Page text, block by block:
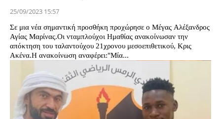
25/09/2023 15:57
Σε μια νέα σημαντική προσθήκη προχώρησε ο Μέγας Αλέξανδρος
Αγίας Μαρίνας.Οι νταμπλούχοι Ημαθίας ανακοίνωσαν την
απόκτηση του ταλαντούχου 21χρονου μεσοεπιθετικού, Κρις
Ακένα.Η ανακοίνωση αναφέρει:"Μία...